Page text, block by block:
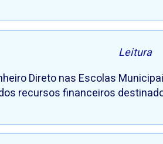
Leitura
Direto nas Escolas
recursos financeiros